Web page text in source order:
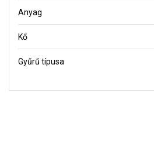
Anyag
Kő
Gyűrű típusa